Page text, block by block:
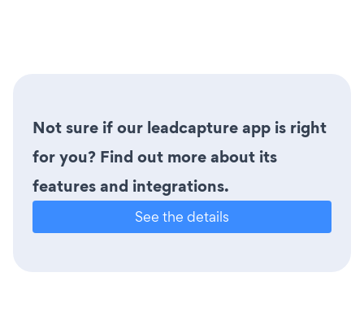
Not sure if our leadcapture app is right
for you? Find out more about its
features and integrations.
See the details